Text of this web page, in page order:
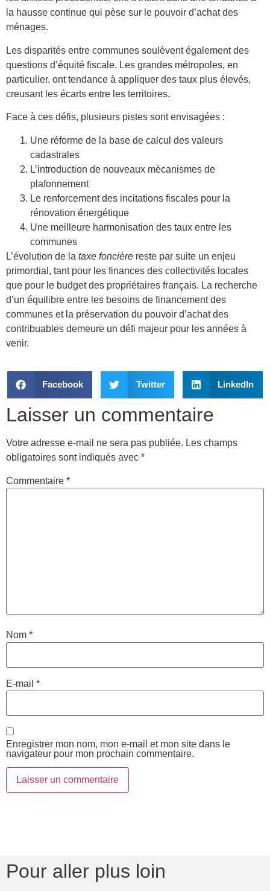
la hausse continue qui pèse sur le pouvoir d’achat des
ménages.
Les disparités entre communes soulèvent également des
questions d’équité fiscale. Les grandes métropoles, en
particulier, ont tendance à appliquer des taux plus élevés,
creusant les écarts entre les territoires.
Face à ces défis, plusieurs pistes sont envisagées :
Une réforme de la base de calcul des valeurs
cadastrales
L’introduction de nouveaux mécanismes de
plafonnement
Le renforcement des incitations fiscales pour la
rénovation énergétique
Une meilleure harmonisation des taux entre les
communes
L’évolution de la taxe foncière reste par suite un enjeu
primordial, tant pour les finances des collectivités locales
que pour le budget des propriétaires français. La recherche
d’un équilibre entre les besoins de financement des
communes et la préservation du pouvoir d’achat des
contribuables demeure un défi majeur pour les années à
venir.
Facebook Twitter LinkedIn
Laisser un commentaire
Votre adresse e-mail ne sera pas publiée. Les champs
obligatoires sont indiqués avec *
Commentaire *
Nom *
E-mail *
Enregistrer mon nom, mon e-mail et mon site dans le
navigateur pour mon prochain commentaire.
Pour aller plus loin